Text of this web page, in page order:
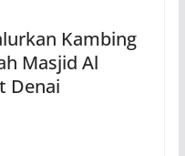
Kambing
Masjid Al
Denai